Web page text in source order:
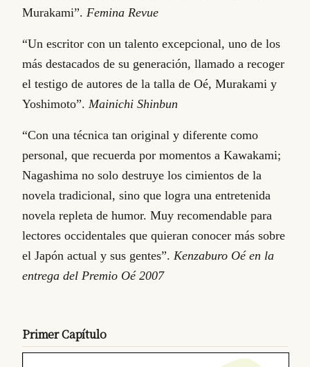
Murakami”. Femina Revue
“Un escritor con un talento excepcional, uno de los
más destacados de su generación, llamado a recoger
el testigo de autores de la talla de Oé, Murakami y
Yoshimoto”. Mainichi Shinbun
“Con una técnica tan original y diferente como
personal, que recuerda por momentos a Kawakami;
Nagashima no solo destruye los cimientos de la
novela tradicional, sino que logra una entretenida
novela repleta de humor. Muy recomendable para
lectores occidentales que quieran conocer más sobre
el Japón actual y sus gentes”. Kenzaburo Oé en la
entrega del Premio Oé 2007
Primer Capítulo